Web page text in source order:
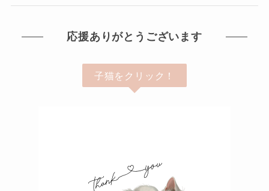
応援ありがとうございます
子猫をクリック！